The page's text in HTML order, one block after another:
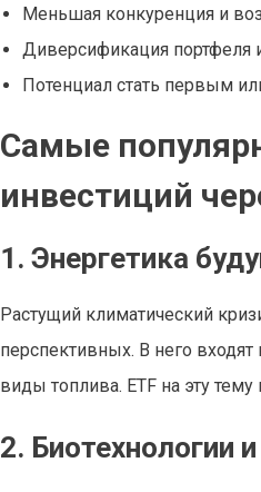
Меньшая конкуренция и
Диверсификация портфеля
Потенциал стать первым
Самые
инвестиций
1. Энергетика
Растущий климатический
перспективных. В него
виды топлива. ETF на эту
2. Биотехнологии